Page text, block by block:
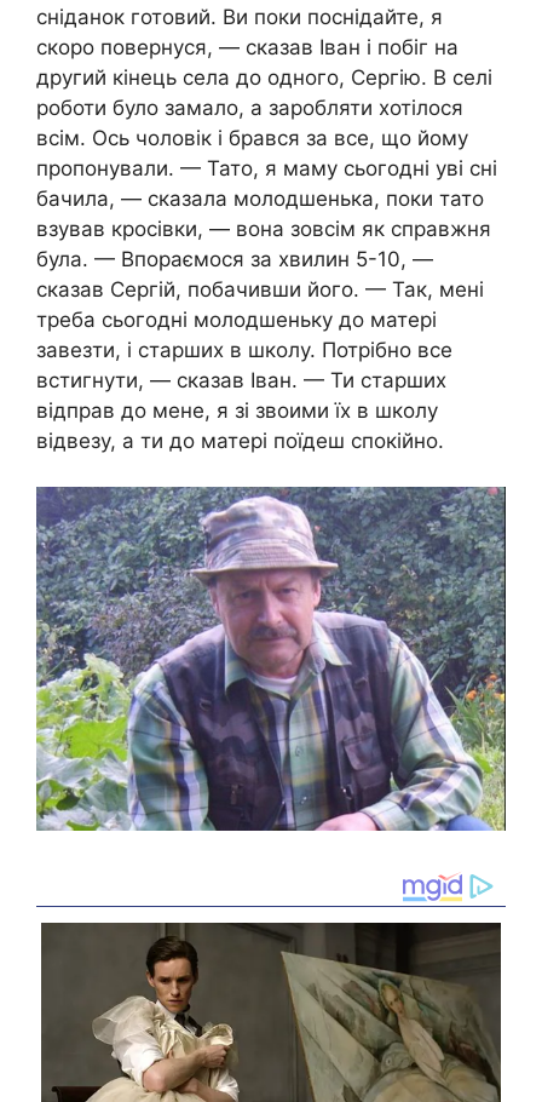
сніданок готовий. Ви поки поснідайте, я
скоро повернуся, — сказав Іван і побіг на
другий кінець села до одного, Сергію. В селі
роботи було замало, а заробляти хотілося
всім. Ось чоловік і брався за все, що йому
пропонували. — Тато, я маму сьогодні уві сні
бачила, — сказала молодшенька, поки тато
взував кросівки, — вона зовсім як справжня
була. — Впораємося за хвилин 5-10, —
сказав Сергій, побачивши його. — Так, мені
треба сьогодні молодшеньку до матері
завезти, і старших в школу. Потрібно все
встигнути, — сказав Іван. — Ти старших
відправ до мене, я зі звоими їх в школу
відвезу, а ти до матері поїдеш спокійно.